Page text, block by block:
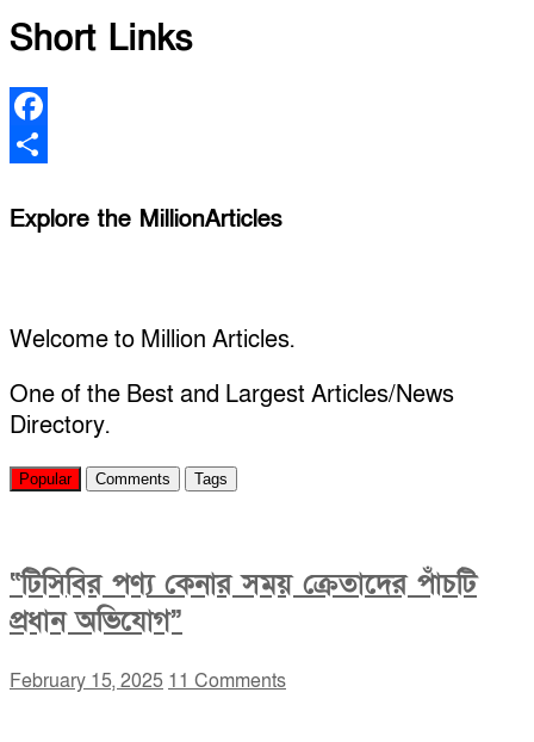
Short Links
Facebook
Explore the MillionArticles
Welcome to Million Articles.
One of the Best and Largest Articles/News
Directory.
Popular Comments Tags
“টিসিবির পণ্য কেনার সময় ক্রেতাদের পাঁচটি
প্রধান অভিযোগ”
February 15, 2025 11 Comments